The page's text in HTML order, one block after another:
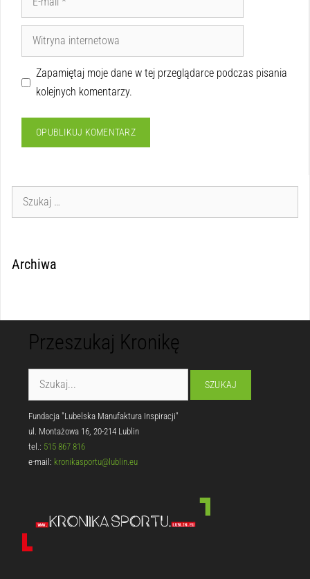
Zapamiętaj moje dane w tej przeglądarce podczas pisania
kolejnych komentarzy.
Archiwa
Przeszukaj Kronikę
Fundacja "Lubelska Manufaktura Inspiracji"
ul. Montażowa 16, 20-214 Lublin
tel.: 515 867 816
e-mail: kronikasportu@lublin.eu